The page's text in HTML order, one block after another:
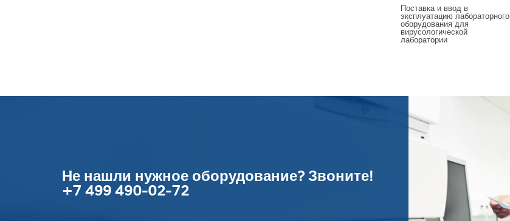
Поставка и ввод в
эксплуатацию лабораторного
оборудования для
вирусологической
лаборатории
Не нашли нужное оборудование? Звоните!
+7 499 490-02-72